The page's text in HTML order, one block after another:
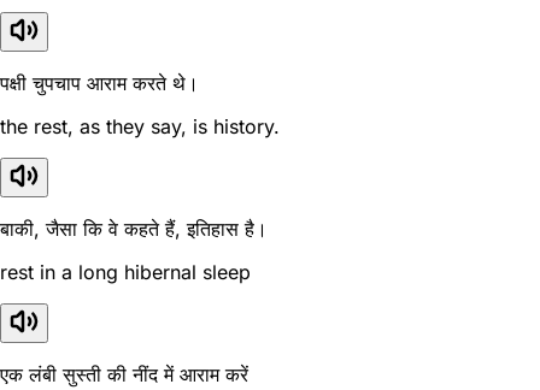
पक्षी चुपचाप आराम करते थे।
the rest, as they say, is history.
बाकी, जैसा कि वे कहते हैं, इतिहास है।
rest in a long hibernal sleep
एक लंबी सुस्ती की नींद में आराम करें